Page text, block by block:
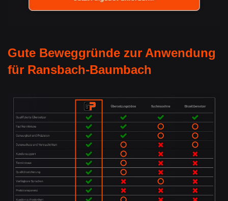
Gute Beweggründe zur Anwendung
für Ransbach-Baumbach